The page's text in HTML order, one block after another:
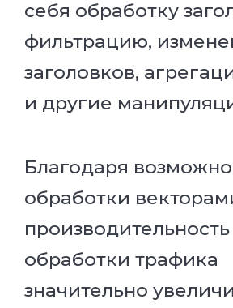
себя обработку
фильтрацию,
заголовков,
и другие
Благодаря
обработки
производительность
обработки трафика
значительно